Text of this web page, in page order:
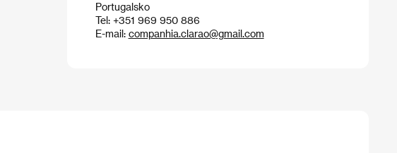
Portugalsko
Tel: +351 969 950 886
E-mail: companhia.clarao@gmail.com